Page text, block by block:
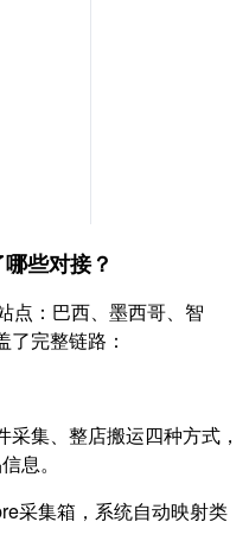
些对接？
点：巴西、墨西哥、智
完整链路：
集、整店搬运四种方式，
息。
采集箱，系统自动映射类